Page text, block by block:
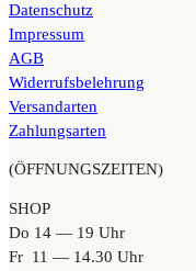
Datenschutz
Impressum
AGB
Widerrufsbelehrung
Versandarten
Zahlungsarten
(ÖFFNUNGSZEITEN)
SHOP
Do 14 — 19 Uhr
Fr 11 — 14.30 Uhr